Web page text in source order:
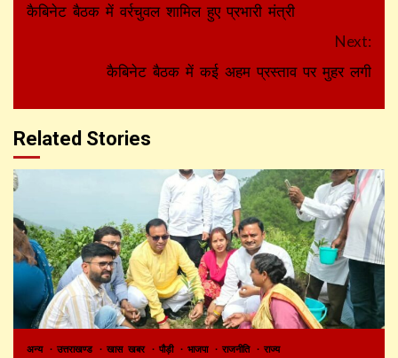
Reading
कैबिनेट बैठक में वर्रचुवल शामिल हुए प्रभारी मंत्री
Next:
कैबिनेट बैठक में कई अहम प्रस्ताव पर मुहर लगी
Related Stories
अन्य उत्तराखण्ड खास खबर पौड़ी भाजपा राजनीति राज्य